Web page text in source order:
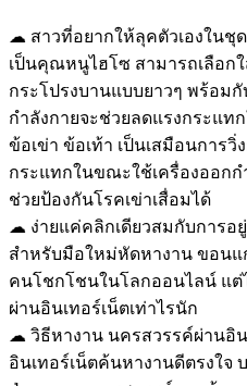
☁ สาวที่อยากให้ลุคตัวเองในชุ
เป็นคุณหนูไฮโซ สามารถเลือก
กระโปรงบานแบบยาวๆ พร้อม
กำลังกายจะช่วยลดแรงกระแท
ข้อเข่า ข้อเท้า เป็นเสมือนการวิ่
กระแทกในขณะใช้เครื่องออกก
ช่วยป้องกันโรคเข่าเสื่อมได้
☁ ง่ายแค่คลิกเดียวสมกับการอ
สำหรับมือใหม่หัดหางาน ขอน
คนโชกโชนในโลกออนไลน์ แ
ผ่านอินเทอร์เน็ตเท่าไรนัก
☁ วิธีหางาน นครสวรรค์ผ่านอิ
อินเทอร์เน็ตค้นหางานดีตรงใจ